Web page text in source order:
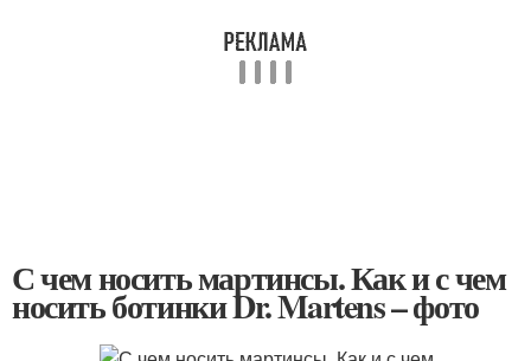
С чем носить мартинсы. Как и с чем
носить ботинки Dr. Martens – фото